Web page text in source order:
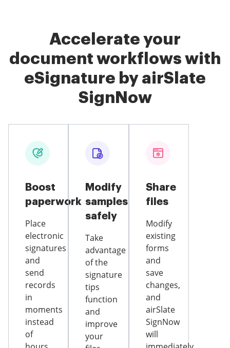
Accelerate your
document workflows with
eSignature by airSlate
SignNow
Boost
paperwork
Place
electronic
signatures
and
send
records
in
moments
instead
of
Modify
samples
safely
Take
advantage
of the
signature
tips
function
and
improve
your
Share
files
Modify
existing
forms
and
save
changes,
and
airSlate
SignNow
will